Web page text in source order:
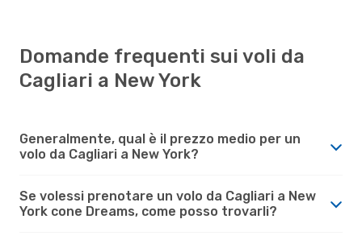
Domande frequenti sui voli da
Cagliari a New York
Generalmente, qual è il prezzo medio per un
volo da Cagliari a New York?
Se volessi prenotare un volo da Cagliari a New
York cone Dreams, come posso trovarli?